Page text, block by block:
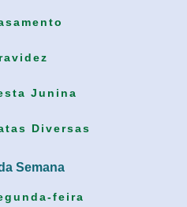
Junina
Diversas
Semana
feira